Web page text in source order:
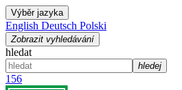
Výběr jazyka
English Deutsch Polski
Zobrazit vyhledávání
hledat
hledej
156